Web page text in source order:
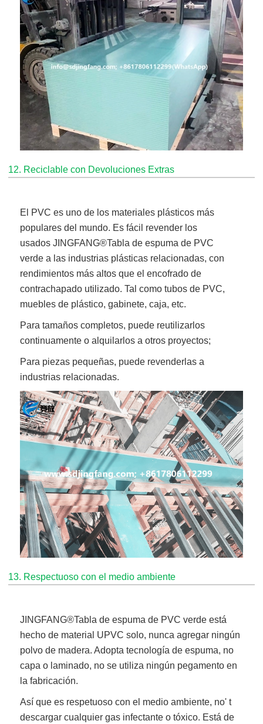
12. Reciclable con Devoluciones Extras
El PVC es uno de los materiales plásticos más
populares del mundo. Es fácil revender los
usadosJINGFANG®Tabla de espuma de PVC
verde a las industrias plásticas relacionadas, con
rendimientos más altos que el encofrado de
contrachapado utilizado. Tal como tubos de PVC,
muebles de plástico, gabinete, caja, etc.
Para tamaños completos, puede reutilizarlos
continuamente o alquilarlos a otros proyectos;
Para piezas pequeñas, puede revenderlas a
industrias relacionadas.
13. Respectuoso con el medio ambiente
JINGFANG®Tabla de espuma de PVC verde está
hecho de material UPVC solo, nunca agregar ningún
polvo de madera. Adopta tecnología de espuma, no
capa o laminado, no se utiliza ningún pegamento en
la fabricación.
Así que es respetuoso con el medio ambiente, no' t
descargar cualquier gas infectante o tóxico. Está de